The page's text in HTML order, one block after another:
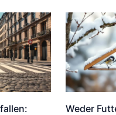
Weder